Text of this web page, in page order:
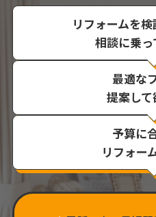
リフォームを
相談に乗っ
最適な
提案して
予算に
リフォー